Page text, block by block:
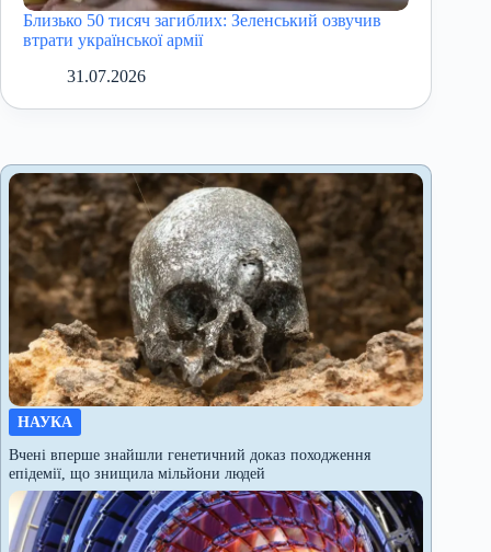
Близько 50 тисяч загиблих: Зеленський озвучив
втрати української армії
31.07.2026
НАУКА
Вчені вперше знайшли генетичний доказ походження
епідемії, що знищила мільйони людей